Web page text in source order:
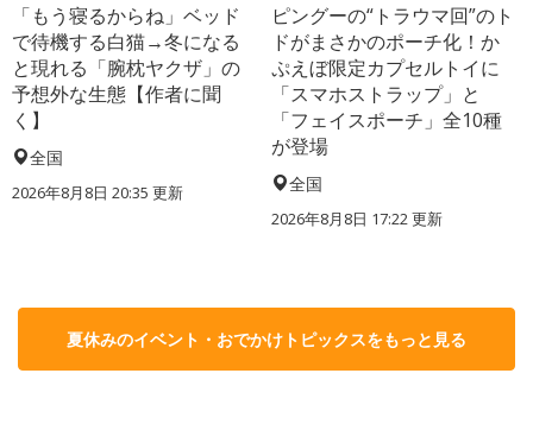
「もう寝るからね」ベッド
で待機する白猫→冬になる
と現れる「腕枕ヤクザ」の
予想外な生態【作者に聞
く】
全国
2026年8月8日 20:35 更新
ピングーの“トラウマ回”のト
ドがまさかのポーチ化！か
ぷえぼ限定カプセルトイに
「スマホストラップ」と
「フェイスポーチ」全10種
が登場
全国
2026年8月8日 17:22更新
夏休みのイベント・おでかけトピックスをもっと見る